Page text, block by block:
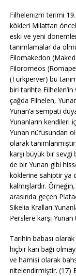
Filhelenizm terimi
kökleri Milattan
eski ve yeni
tanımlamalar da
Filomakedon
Filoromeos
(Türkperver) bu
biri tarihte Filhelen’in
çağda Filhelen,
Yunan’a sempati
Yunanların kendileri
Yunan nüfusundan
olarak
karşı büyük bir sevgi
de bir Yunan gibi
köklerine sahiptir ya
kalmışlardır.
arasında geçen
Sikelia Kralları
Perslere karşı Yunan
Tarihin babası
hiçbir kan bağı
ve hamisi olarak
nitelendirmiştir. (17)